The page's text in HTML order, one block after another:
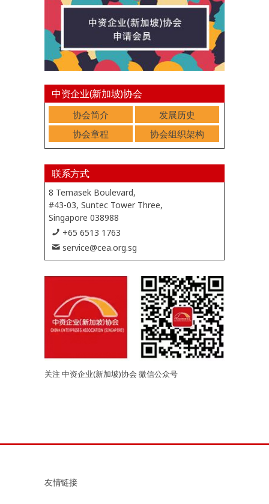
中资企业(新加坡)协会
协会简介
发展历史
协会章程
协会组织架构
联系方式
8 Temasek Boulevard,
#43-03, Suntec Tower Three,
Singapore 038988
+65 6513 1763
service@cea.org.sg
关注 中资企业(新加坡)协会 微信公众号
友情链接